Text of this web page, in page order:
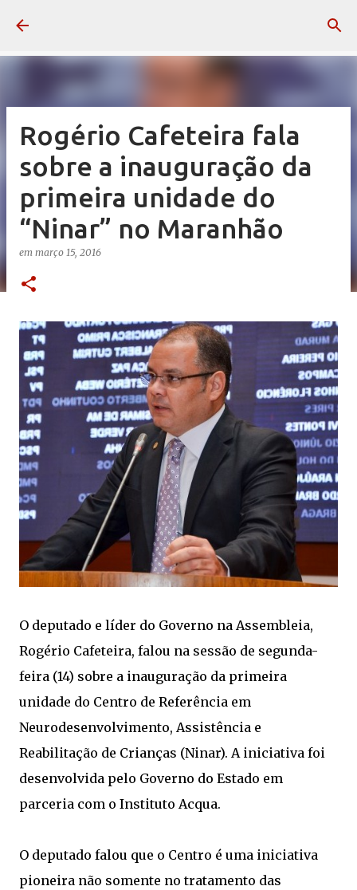
Rogério Cafeteira fala
sobre a inauguração da
primeira unidade do
“Ninar” no Maranhão
em março 15, 2016
O deputado e líder do Governo na Assembleia,
Rogério Cafeteira, falou na sessão de segunda-
feira (14) sobre a inauguração da primeira
unidade do Centro de Referência em
Neurodesenvolvimento, Assistência e
Reabilitação de Crianças (Ninar). A iniciativa foi
desenvolvida pelo Governo do Estado em
parceria com o Instituto Acqua.
O deputado falou que o Centro é uma iniciativa
pioneira não somente no tratamento das